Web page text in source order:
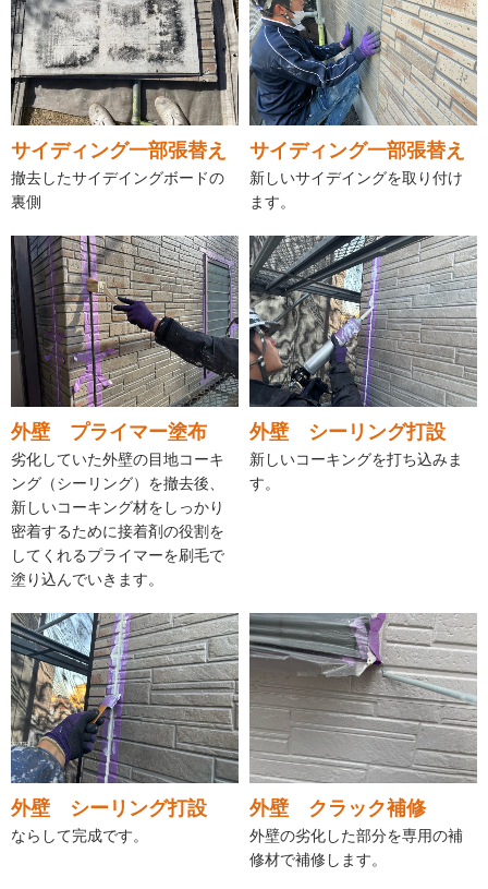
サイディング一部張替え
撤去したサイデイングボードの
裏側
サイディング一部張替え
新しいサイデイングを取り付け
ます。
外壁 プライマー塗布
劣化していた外壁の目地コーキ
ング（シーリング）を撤去後、
新しいコーキング材をしっかり
密着するために接着剤の役割を
してくれるプライマーを刷毛で
塗り込んでいきます。
外壁 シーリング打設
新しいコーキングを打ち込みま
す。
外壁 シーリング打設
ならして完成です。
外壁 クラック補修
外壁の劣化した部分を専用の補
修材で補修します。